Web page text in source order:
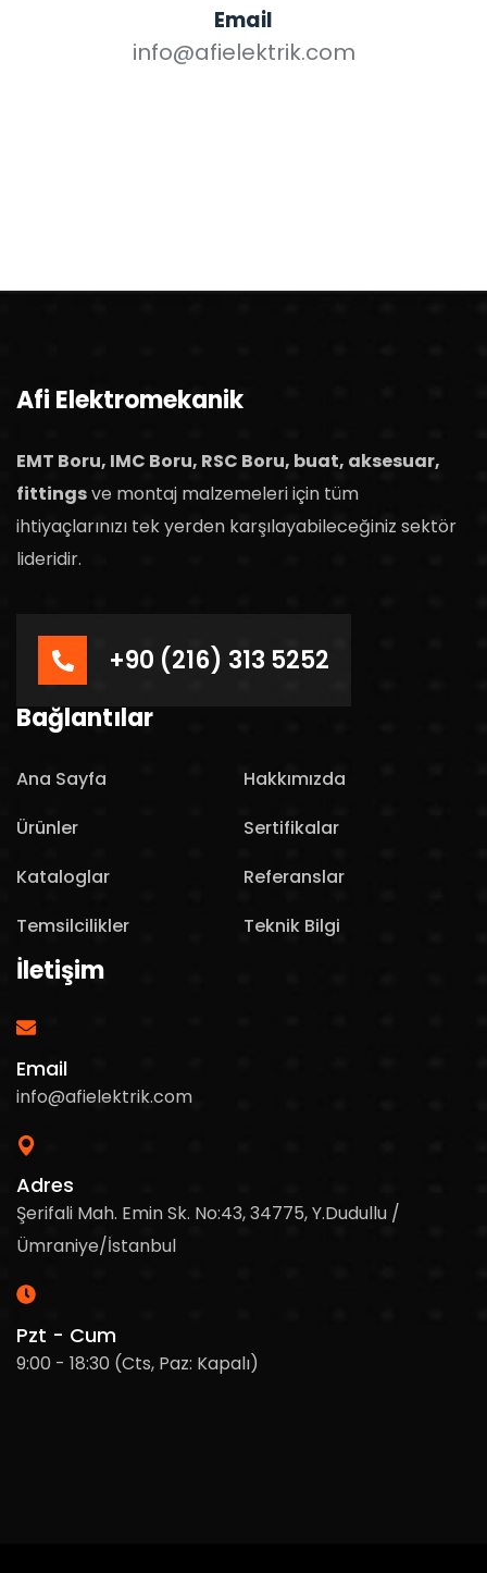
Email
info@afielektrik.com
Afi Elektromekanik
EMT Boru, IMC Boru, RSC Boru, buat, aksesuar,
fittingsve montaj malzemeleri için tüm
ihtiyaçlarınızı tek yerden karşılayabileceğiniz sektör
lideridir.
+90 (216) 313 5252
Bağlantılar
Ana Sayfa
Hakkımızda
Ürünler
Sertifikalar
Kataloglar
Referanslar
Temsilcilikler
Teknik Bilgi
İletişim
Email
info@afielektrik.com
Adres
Şerifali Mah. Emin Sk. No:43, 34775, Y.Dudullu /
Ümraniye/İstanbul
Pzt - Cum
9:00 - 18:30 (Cts, Paz: Kapalı)